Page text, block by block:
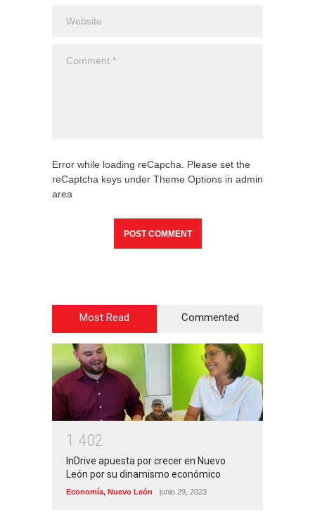
Error while loading reCapcha. Please set the
reCaptcha keys under Theme Options in admin
area
Most Read Commented
1 402
InDrive apuesta por crecer en Nuevo
León por su dinamismo económico
Economía, Nuevo León junio 29, 2023